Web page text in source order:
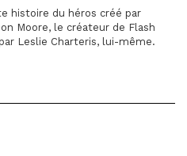
histoire du héros créé par
Moore, le créateur de Flash
Leslie Charteris, lui-même.